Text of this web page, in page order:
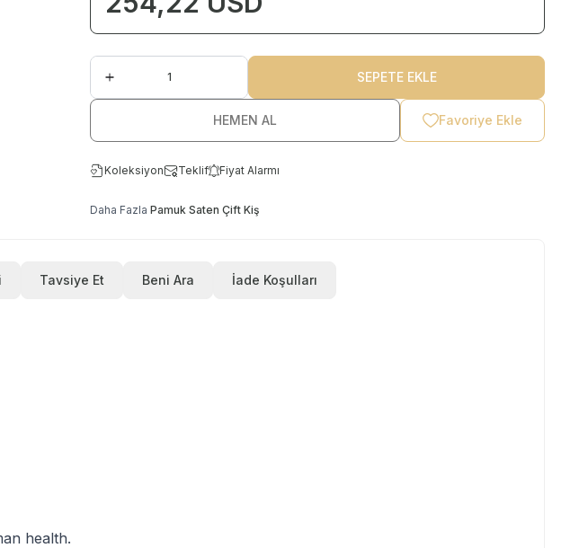
SEPETE EKLE
HEMEN AL Favoriye Ekle
Koleksiyon Teklif Fiyat Alarmı
Daha Fazla Pamuk Saten Çift Kiş
Tavsiye Et Beni Ara İade Koşulları
health.